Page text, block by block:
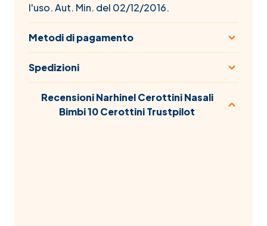
l'uso. Aut. Min. del 02/12/2016.
Metodi di pagamento
Spedizioni
Recensioni Narhinel Cerottini Nasali
Bimbi 10 Cerottini Trustpilot